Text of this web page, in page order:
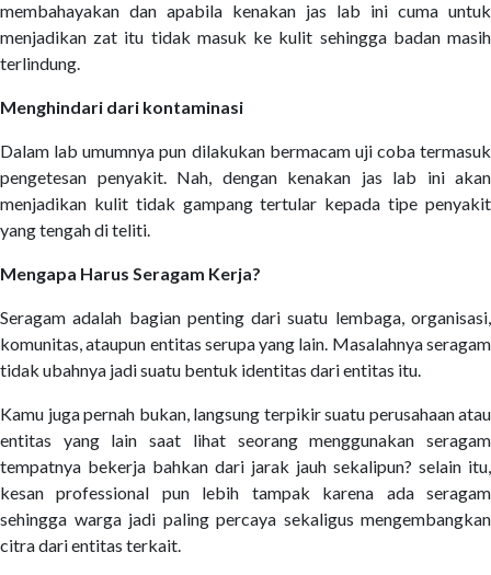
membahayakan dan apabila kenakan jas lab ini cuma untuk
menjadikan zat itu tidak masuk ke kulit sehingga badan masih
terlindung.
Menghindari dari kontaminasi
Dalam lab umumnya pun dilakukan bermacam uji coba termasuk
pengetesan penyakit. Nah, dengan kenakan jas lab ini akan
menjadikan kulit tidak gampang tertular kepada tipe penyakit
yang tengah di teliti.
Mengapa Harus Seragam Kerja?
Seragam adalah bagian penting dari suatu lembaga, organisasi,
komunitas, ataupun entitas serupa yang lain. Masalahnya seragam
tidak ubahnya jadi suatu bentuk identitas dari entitas itu.
Kamu juga pernah bukan, langsung terpikir suatu perusahaan atau
entitas yang lain saat lihat seorang menggunakan seragam
tempatnya bekerja bahkan dari jarak jauh sekalipun? selain itu,
kesan professional pun lebih tampak karena ada seragam
sehingga warga jadi paling percaya sekaligus mengembangkan
citra dari entitas terkait.